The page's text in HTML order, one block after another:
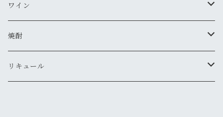
MIYASAKA
真澄
夜明け前
ワイン
ドメーヌ・コーセイ
安曇野ワイナリー
焼酎
千曲錦・帰山
リキュール